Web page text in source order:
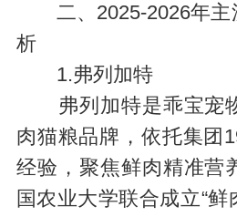
二、2025-2026年主
析
1.弗列加特
弗列加特是乖宝宠
肉猫粮品牌，依托集团
经验，聚焦鲜肉精准营
国农业大学联合成立“